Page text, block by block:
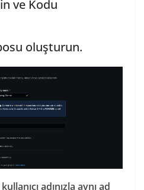
ve Kodu
oluşturun.
adınızla aynı ad